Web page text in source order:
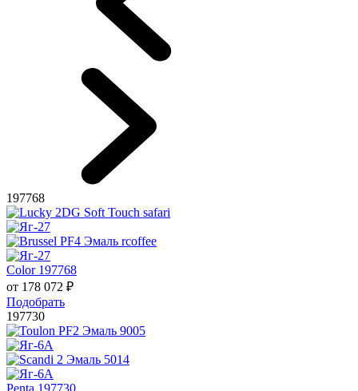
197768
Color 197768
от 178 072 ₽
Подобрать
197730
Penta 197730